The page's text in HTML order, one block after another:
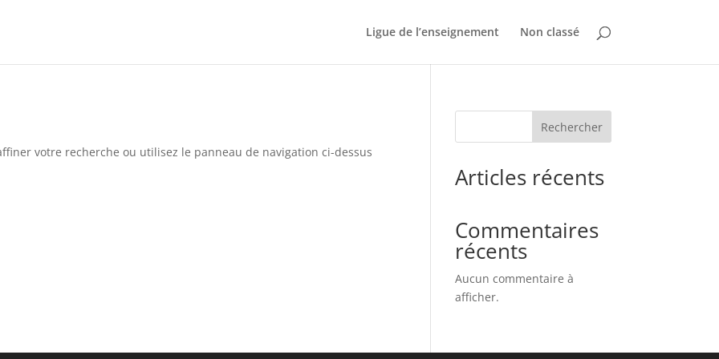
Ligue de l’enseignement Non classé
votre recherche ou utilisez le panneau de navigation ci-dessus
Rechercher
Articles récents
Commentaires
récents
Aucun commentaire à
afficher.